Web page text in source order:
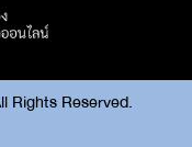
Rights Reserved.